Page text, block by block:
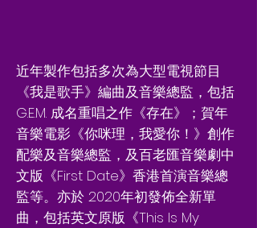
近年製作包括多次為大型電視節目
《我是歌手》編曲及音樂總監，包括
G.E.M. 成名重唱之作《存在》；賀年
音樂電影《你咪理，我愛你！》創作
配樂及音樂總監，及百老匯音樂劇中
文版《First Date》香港首演音樂總
監等。亦於 2020年初發佈全新單
曲，包括英文原版《This Is My